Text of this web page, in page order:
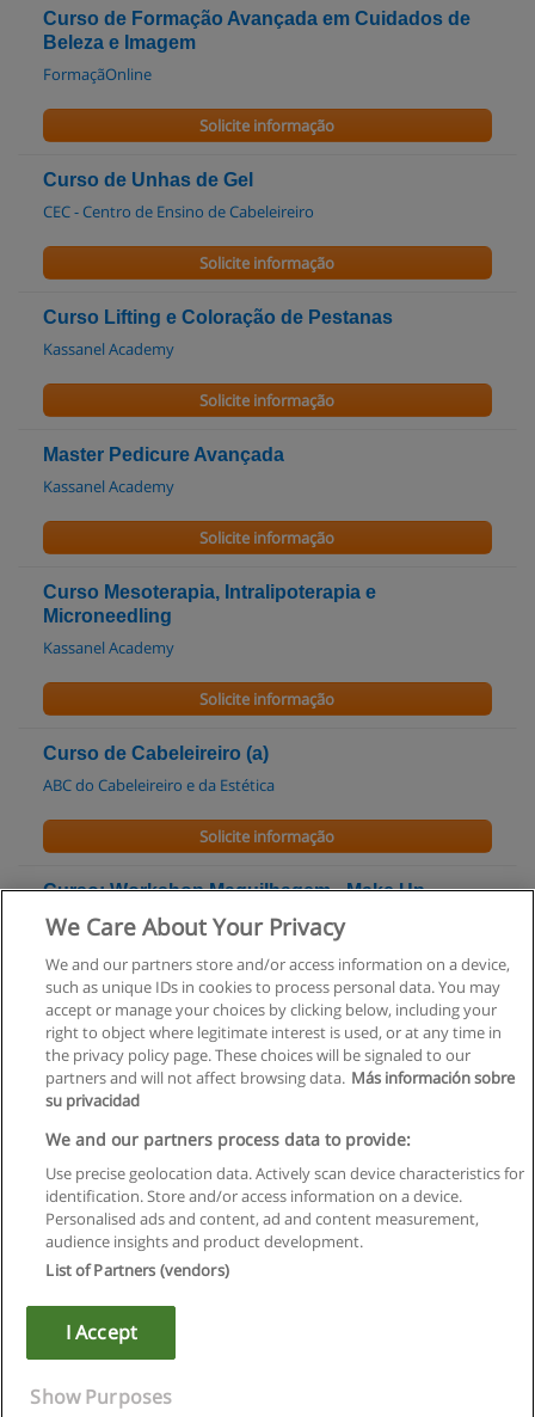
Curso de Formação Avançada em Cuidados de
Beleza e Imagem
FormaçãOnline
Solicite informação
Curso de Unhas de Gel
CEC - Centro de Ensino de Cabeleireiro
Solicite informação
Curso Lifting e Coloração de Pestanas
Kassanel Academy
Solicite informação
Master Pedicure Avançada
Kassanel Academy
Solicite informação
Curso Mesoterapia, Intralipoterapia e
Microneedling
Kassanel Academy
Solicite informação
Curso de Cabeleireiro (a)
ABC do Cabeleireiro e da Estética
Solicite informação
Curso: Workshop Maquilhagem - Make Up
Masterclass
Solicite informação
Regras de uso
Privacidade de dados
Entrar em contato com Educaedu
Copyright © Educaedu Business S.L. - CIF : B-95610580: -
We Care About Your Privacy
We and our partners store and/or access information on a device,
such as unique IDs in cookies to process personal data. You may
accept or manage your choices by clicking below, including your
right to object where legitimate interest is used, or at any time in
the privacy policy page. These choices will be signaled to our
partners and will not affect browsing data. Más información sobre
su privacidad
We and our partners process data to provide:
Use precise geolocation data. Actively scan device characteristics for
identification. Store and/or access information on a device.
Personalised ads and content, ad and content measurement,
audience insights and product development.
List of Partners (vendors)
I Accept
Show Purposes